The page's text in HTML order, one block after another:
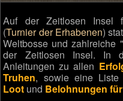
Auf der Zeitlosen Insel
(Turnier der Erhabenen)
Weltbosse und zahlreiche
der Zeitlosen Insel. In
Anleitungen zu allen
Truhen, sowie eine Liste
Loot und Belohnungen